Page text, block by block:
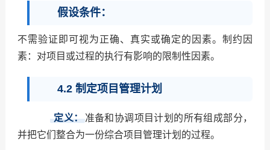
假设条件：
不需验证即可视为正确、真实或确定的因素。制约因
素：对项目或过程的执行有影响的限制性因素。
4.2 制定项目管理计划
定义：准备和协调项目计划的所有组成部分，
并把它们整合为一份综合项目管理计划的过程。